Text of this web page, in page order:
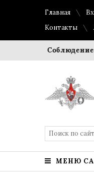
Главная
Контакты
Соблюдение
МЕНЮ